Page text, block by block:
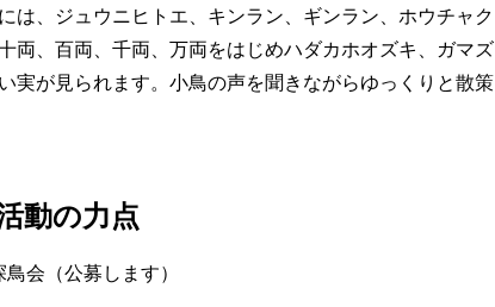
は、ジュウニヒトエ、キンラン、ギンラン、ホウチャク
両、百両、千両、万両をはじめハダカホオズキ、ガマズ
実が見られます。小鳥の声を聞きながらゆっくりと散策
動の力点
鳥会（公募します）